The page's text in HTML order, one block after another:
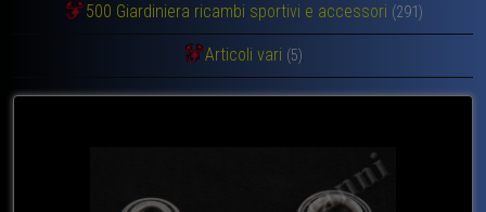
500 Giardiniera ricambi sportivi e accessori (291)
Articoli vari (5)